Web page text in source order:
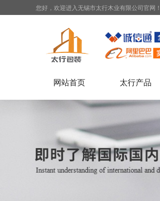
您好，欢迎进入无锡市太行木业有限公司官网
网站首页 太行产品